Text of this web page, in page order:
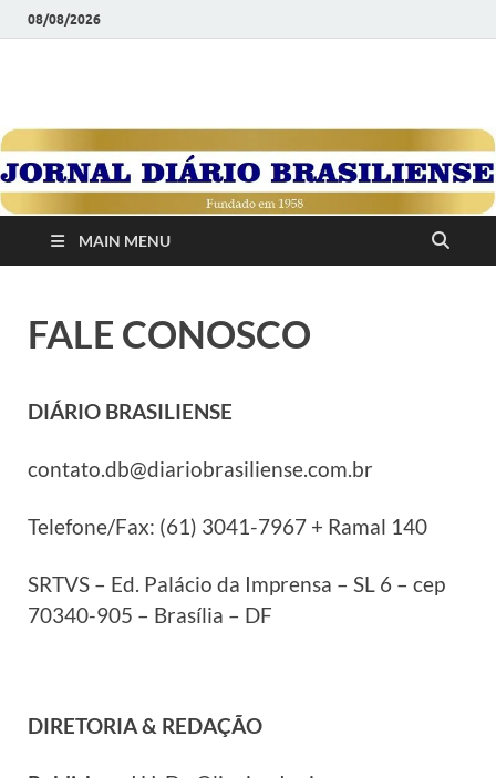
08/08/2026
JORNAL DIÁRIO
BRASILIENSE
1958
MAIN MENU
FALE CONOSCO
DIÁRIO BRASILIENSE
contato.db@diariobrasiliense.com.br
Telefone/Fax: (61) 3041-7967 + Ramal 140
SRTVS – Ed. Palácio da Imprensa – SL 6 – cep
70340-905 – Brasília – DF
DIRETORIA & REDAÇÃO